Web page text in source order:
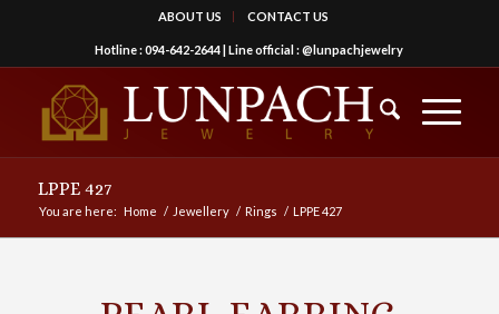
ABOUT US CONTACT US
Hotline :094-642-2644| Line official :@lunpachjewelry
LPPE 427
You are here: Home / Jewellery / Rings / LPPE 427